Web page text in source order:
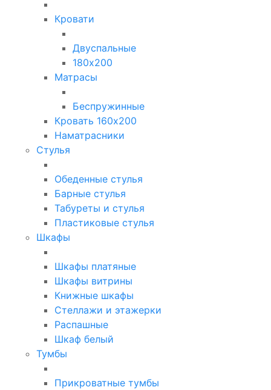
Кровати
Двуспальные
180х200
Матрасы
Беспружинные
Кровать 160х200
Наматрасники
Стулья
Обеденные стулья
Барные стулья
Табуреты и стулья
Пластиковые стулья
Шкафы
Шкафы платяные
Шкафы витрины
Книжные шкафы
Стеллажи и этажерки
Распашные
Шкаф белый
Тумбы
Прикроватные тумбы